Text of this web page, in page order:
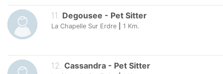
11 Degousee - Pet Sitter
La Chapelle Sur Erdre 1 Km.
12. Cassandra - Pet Sitter